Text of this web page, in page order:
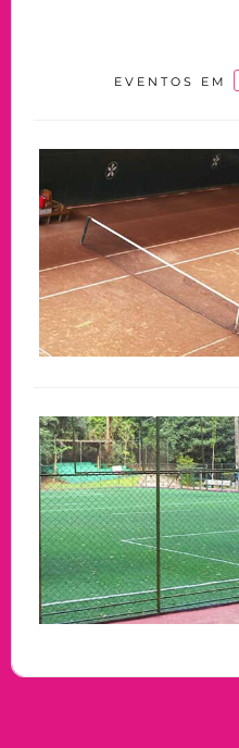
EVENTOS EM